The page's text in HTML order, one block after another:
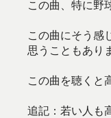
この曲、特に野
この曲にそう感
思うこともあり
この曲を聴くと
追記：若い人も